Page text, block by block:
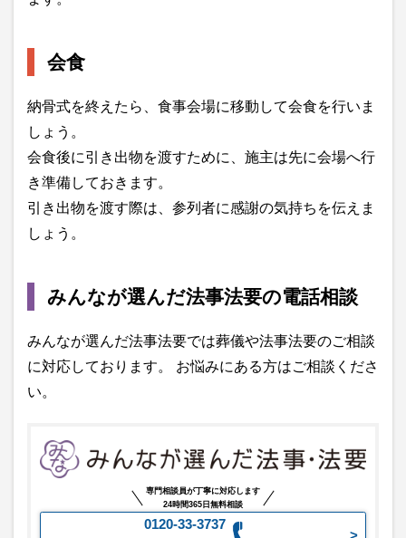
会食
納骨式を終えたら、食事会場に移動して会食を行いま
しょう。
会食後に引き出物を渡すために、施主は先に会場へ行
き準備しておきます。
引き出物を渡す際は、参列者に感謝の気持ちを伝えま
しょう。
みんなが選んだ法事法要の電話相談
みんなが選んだ法事法要では葬儀や法事法要のご相談
に対応しております。 お悩みにある方はご相談くださ
い。
専門相談員が丁寧に対応します
24時間365日無料相談
0120-33-3737